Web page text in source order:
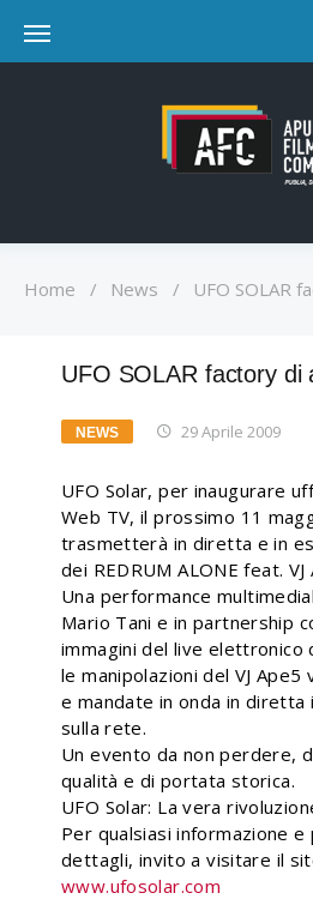
Home / News / UFO SOLAR
UFO SOLAR factory di
NEWS 29 Aprile 2009
UFO Solar, per inaugurare
Web TV, il prossimo 11
trasmetterà in diretta e in
dei REDRUM ALONE feat. VJ
Una performance
Mario Tani e in partnership
immagini del live elettronico
le manipolazioni del VJ
e mandate in onda in
sulla rete.
Un evento da non perdere,
qualità e di portata storica.
UFO Solar: La vera
Per qualsiasi informazione
dettagli, invito a visitare il
www.ufosolar.com